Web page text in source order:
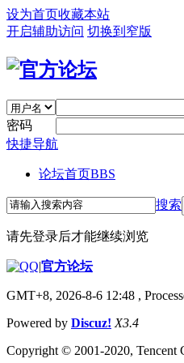
设为首页收藏本站
开启辅助访问 切换到窄版
密码
快捷导航
论坛首页BBS
搜索
请先登录后才能继续浏览
|官方论坛
GMT+8, 2026-8-6 12:48 ,
Powered by Discuz! X3.4
Copyright © 2001-2020, Tencent